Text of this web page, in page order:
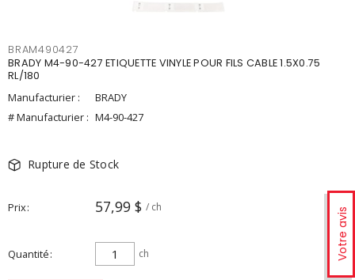
Votre avis
BRAM490427
BRADY M4-90-427 ETIQUETTE VINYLE POUR FILS CABLE 1.5X0.75
RL/180
Manufacturier :
BRADY
# Manufacturier : M4-90-427
Rupture de Stock
Prix 57,99 $ / ch
Quantité ch